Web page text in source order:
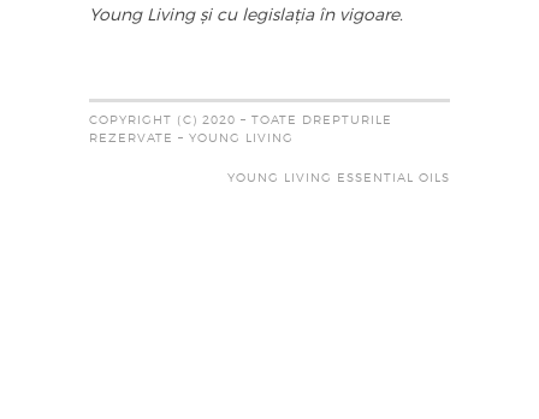
Young Living și cu legislația în vigoare.
COPYRIGHT (C) 2020 – TOATE DREPTURILE
REZERVATE – YOUNG LIVING
YOUNG LIVING ESSENTIAL OILS